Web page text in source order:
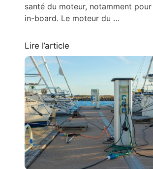
santé du moteur, notamment
in-board. Le moteur du …
Lire l’article